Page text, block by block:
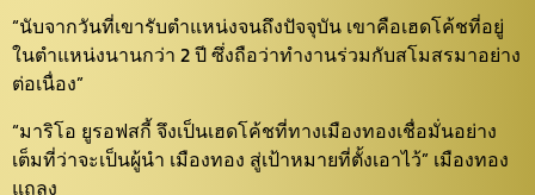
“นับจากวันที่เขารับตำแหน่งจนถึงปัจจุบัน เขาคือเฮดโค้ชที่อยู่
ในตำแหน่งนานกว่า 2 ปี ซึ่งถือว่าทำงานร่วมกับสโมสรมาอย่าง
ต่อเนื่อง”
“มาริโอ ยูรอฟสกี้ จึงเป็นเฮดโค้ชที่ทางเมืองทองเชื่อมั่นอย่าง
เต็มที่ว่าจะเป็นผู้นำ เมืองทอง สู่เป้าหมายที่ตั้งเอาไว้” เมืองทอง
แถลง